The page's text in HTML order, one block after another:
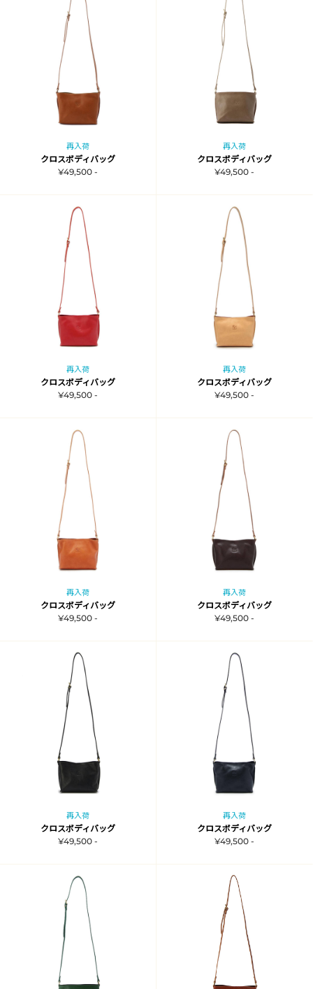
再入荷
クロスボディバッグ
¥49,500 -
再入荷
クロスボディバッグ
¥49,500 -
再入荷
クロスボディバッグ
¥49,500 -
再入荷
クロスボディバッグ
¥49,500 -
再入荷
クロスボディバッグ
¥49,500 -
再入荷
クロスボディバッグ
¥49,500 -
再入荷
クロスボディバッグ
¥49,500 -
再入荷
クロスボディバッグ
¥49,500 -